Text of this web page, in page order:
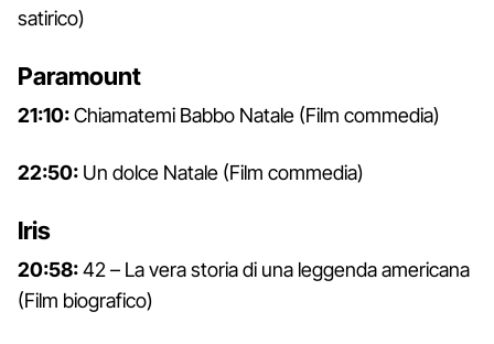
satirico)
Paramount
21:10:Chiamatemi Babbo Natale (Film commedia)
22:50: Un dolce Natale (Film commedia)
Iris
20:58:42 – La vera storia di una leggenda americana
(Film biografico)